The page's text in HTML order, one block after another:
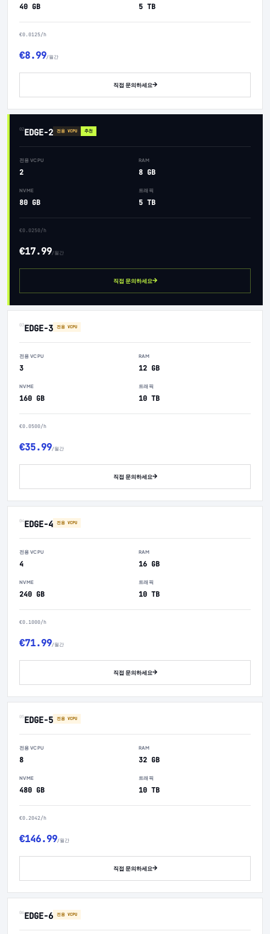
40 GB 5 TB
€0.0125/h
€8.99/월간
직접 문의하세요
02EDGE-2 전용 VCPU 추천
전용 VCPU
2
RAM
8 GB
NVME
80 GB
트래픽
5 TB
€0.0250/h
€17.99/월간
직접 문의하세요
03EDGE-3 전용 VCPU
전용 VCPU
3
RAM
12 GB
NVME
160 GB
트래픽
10 TB
€0.0500/h
€35.99/월간
직접 문의하세요
04EDGE-4 전용 VCPU
전용 VCPU
4
RAM
16 GB
NVME
240 GB
트래픽
10 TB
€0.1000/h
€71.99/월간
직접 문의하세요
05EDGE-5 전용 VCPU
전용 VCPU
8
RAM
32 GB
NVME
480 GB
트래픽
10 TB
€0.2042/h
€146.99/월간
직접 문의하세요
06EDGE-6 전용 VCPU